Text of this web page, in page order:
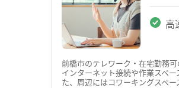
高
前橋市のテレワーク・在宅勤務
インターネット接続や作業スペ
た、周辺にはコワーキングスペ